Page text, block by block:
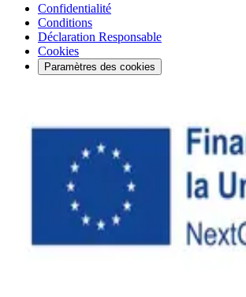
Confidentialité
Conditions
Déclaration Responsable
Cookies
Paramètres des cookies